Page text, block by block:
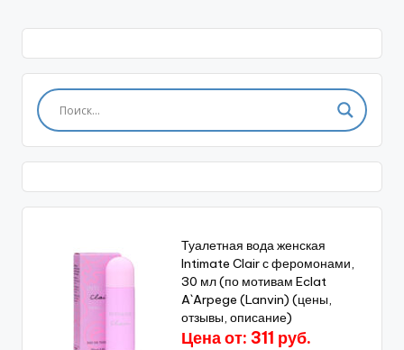
Туалетная вода женская
Intimate Clair с феромонами,
30 мл (по мотивам Eclat
A`Arpege (Lanvin) (цены,
отзывы, описание)
Цена от: 311 руб.